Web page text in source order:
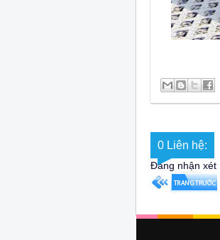
0 Liên hệ:
Đăng nhận xét